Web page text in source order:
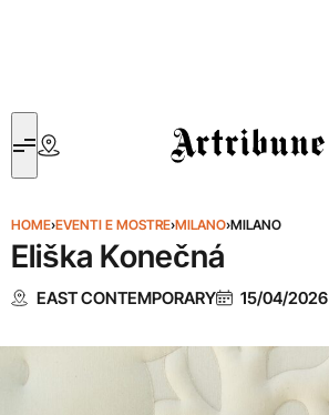
Artribune
HOME›EVENTI E MOSTRE›MILANO›MILANO
Eliška Konečná
EAST CONTEMPORARY 15/04/2026